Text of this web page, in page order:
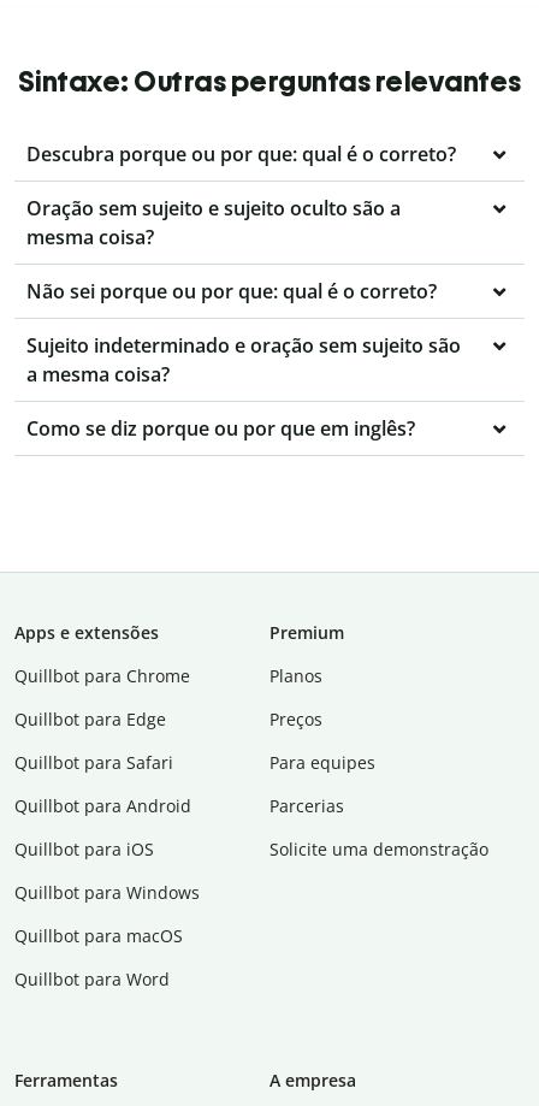
Sintaxe: Outras perguntas relevantes
Descubra porque ou por que: qual é o correto?
Oração sem sujeito e sujeito oculto são a
mesma coisa?
Não sei porque ou por que: qual é o correto?
Sujeito indeterminado e oração sem sujeito são
a mesma coisa?
Como se diz porque ou por que em inglês?
Apps e extensões
Quillbot para Chrome
Quillbot para Edge
Quillbot para Safari
Quillbot para Android
Quillbot para iOS
Quillbot para Windows
Quillbot para macOS
Quillbot para Word
Premium
Planos
Preços
Para equipes
Parcerias
Solicite uma demonstração
Ferramentas
A empresa